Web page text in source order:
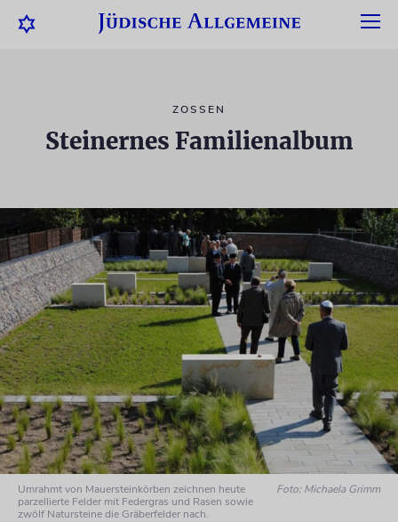
ZOSSEN
Steinernes Familienalbum
Umrahmt von Mauersteinkörben zeichnen heute
parzellierte Felder mit Federgras und Rasen sowie
zwölf Natursteine die Gräberfelder nach.
Foto: Michaela Grimm